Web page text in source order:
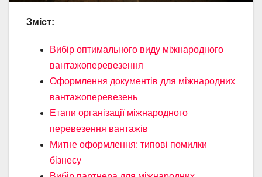
Зміст:
Вибір оптимального виду міжнародного
вантажоперевезення
Оформлення документів для міжнародних
вантажоперевезень
Етапи організації міжнародного
перевезення вантажів
Митне оформлення: типові помилки
бізнесу